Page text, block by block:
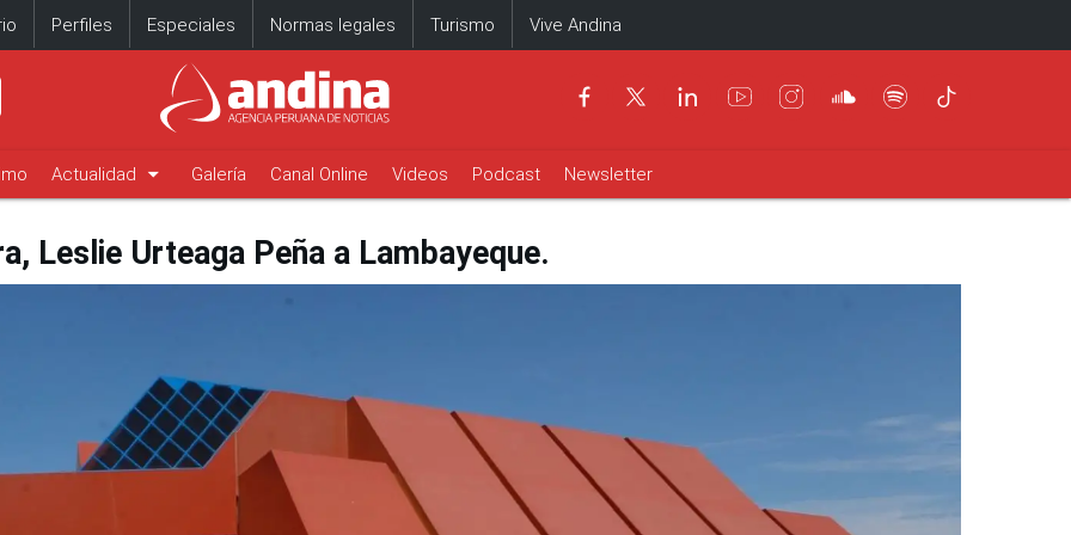
Perfiles Especiales Normas legales Turismo Vive Andina
Actualidad arrow_drop_down Galería Canal Online Videos Podcast Newsletter
Leslie Urteaga Peña a Lambayeque.